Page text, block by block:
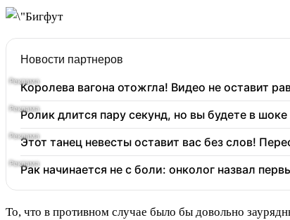
Новости партнеров
Королева вагона отожгла! Видео не оставит
Ролик длится пару секунд, но вы будете в шоке
Этот танец невесты оставит вас без слов!
Рак начинается не с боли: онколог назвал
То, что в противном случае было бы довольно